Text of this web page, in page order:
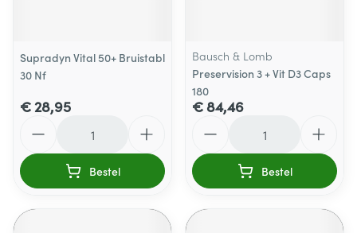
Supradyn Vital 50+ Bruistabl
30 Nf
€ 28,95
Bestel
Bausch & Lomb
Preservision 3 + Vit D3 Caps
180
€ 84,46
Bestel